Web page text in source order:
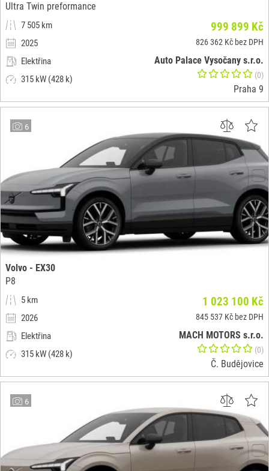
Ultra Twin preformance
7 505 km
2025
Elektřina
315 kW (428 k)
999 899 Kč
826 362 Kč bez DPH
Auto Palace Vysočany s.r.o.
(0)
Praha 9
6
Volvo - EX30
P8
5 km
2026
Elektřina
315 kW (428 k)
1 023 100 Kč
845 537 Kč bez DPH
MACH MOTORS s.r.o.
(0)
Č. Budějovice
6